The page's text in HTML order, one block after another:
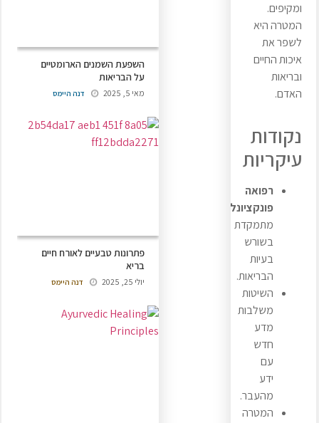
ומקיפים.
המטרה היא
לשפר את
איכות החיים
ובריאות
האדם.
נקודות
עיקריות
רפואה
פונקציונלית
מתמקדת
בשורש
בעיות
הבריאות.
השיטות
משלבות
מדע
חדש
עם
ידע
מהעבר.
המטרה
השפעת השמנים הארומטיים
על הבריאות
דנה היימס מאי 5, 2025
פתרונות טבעיים לאורח חיים
בריא
דנה היימס יולי 25, 2025